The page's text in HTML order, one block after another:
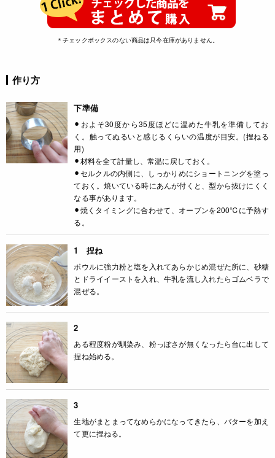
＊チェックボックスのない商品は只今在庫がありません。
作り方
下準備
⚫︎およそ30度から35度ほどに温めた牛乳を準備してお
く。触ってぬるいと感じるくらいの温度が目安。(捏ねる
用)
⚫︎材料を全て計量し、常温に戻しておく。
⚫︎セルクルの内側に、しっかりめにショートニングを塗っ
ておく。焼いている時にあんが付くと、型から抜けにくく
なる事があります。
⚫︎焼くタイミングに合わせて、オーブンを200℃に予熱す
る。
1 捏ね
ボウルに強力粉と塩を入れてあらかじめ混ぜた所に、砂糖
とドライイーストを入れ、牛乳を流し入れたらゴムベラで
混ぜる。
2
ある程度粉が馴染み、粉っぽさが無くなったら台に出して
捏ね始める。
3
生地がまとまってなめらかになってきたら、バターを加え
て更に捏ねる。